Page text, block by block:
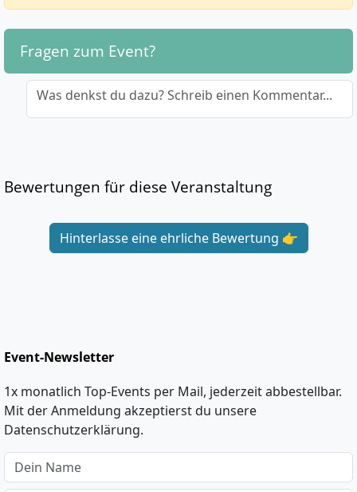
Fragen zum Event?
Was denkst du dazu? Schreib einen Kommentar...
Bewertungen für diese Veranstaltung
Hinterlasse eine ehrliche Bewertung 👉
Event-Newsletter
1x monatlich Top-Events per Mail, jederzeit abbestellbar.
Mit der Anmeldung akzeptierst du unsere
Datenschutzerklärung.